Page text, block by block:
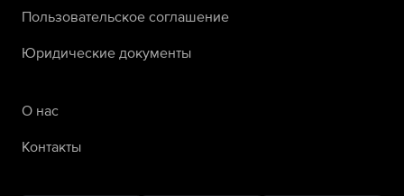
Пользовательское соглашение
Юридические документы
О нас
Контакты